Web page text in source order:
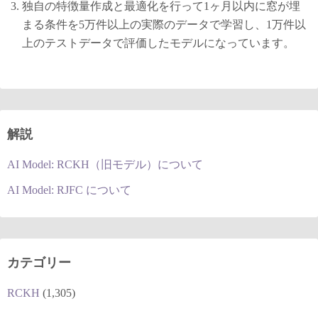
独自の特徴量作成と最適化を行って1ヶ月以内に窓が埋
まる条件を5万件以上の実際のデータで学習し、1万件以
上のテストデータで評価したモデルになっています。
解説
AI Model: RCKH（旧モデル）について
AI Model: RJFC について
カテゴリー
RCKH (1,305)